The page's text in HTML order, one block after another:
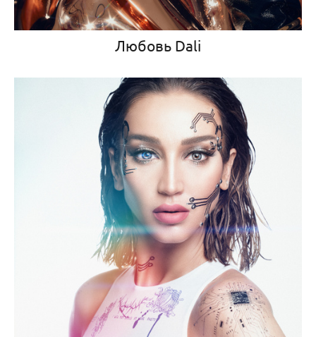
Любовь Dali